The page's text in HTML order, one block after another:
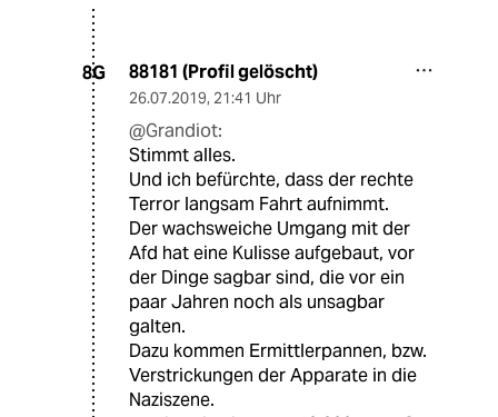
8G 88181 (Profil gelöscht)
26.07.2019, 21:41 Uhr
@Grandiot:
Stimmt alles.
Und ich befürchte, dass der rechte
Terror langsam Fahrt aufnimmt.
Der wachsweiche Umgang mit der
Afd hat eine Kulisse aufgebaut, vor
der Dinge sagbar sind, die vor ein
paar Jahren noch als unsagbar
galten.
Dazu kommen Ermittlerpannen, bzw.
Verstrickungen der Apparate in die
Naziszene.